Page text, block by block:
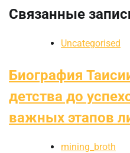
Связанные
Uncategorised
Биография
детства до
важных этапов
mining_broth